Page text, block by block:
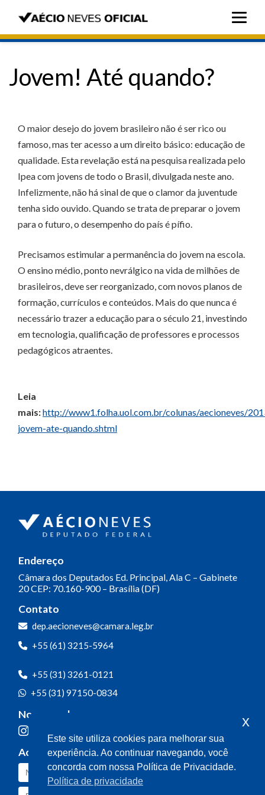
Jovem! Até quando?
O maior desejo do jovem brasileiro não é ser rico ou
famoso, mas ter acesso a um direito básico: educação de
qualidade. Esta revelação está na pesquisa realizada pelo
Ipea com jovens de todo o Brasil, divulgada neste ano.
Infelizmente, não há sinal de que o clamor da juventude
tenha sido ouvido. Quando se trata de preparar o jovem
para o futuro, o desempenho do país é pífio.
Precisamos estimular a permanência do jovem na escola.
O ensino médio, ponto nevrálgico na vida de milhões de
brasileiros, deve ser reorganizado, com novos planos de
formação, currículos e conteúdos. Mais do que nunca é
necessário trazer a educação para o século 21, investindo
em tecnologia, qualificação de professores e processos
pedagógicos atraentes.
Leia
mais:http://www1.folha.uol.com.br/colunas/aecioneves/
jovem-ate-quando.shtml
Endereço
Câmara dos Deputados Ed. Principal, Ala C – Gabinete
20CEP: 70.160-900 – Brasília (DF)
Contato
dep.aecioneves@camara.leg.br
+55 (61) 3215-5964
+55 (31) 3261-0121
+55 (31) 97150-0834
Nossas redes
Acompanhe o meu mandato
Este site utiliza cookies para melhorar sua
experiência. Ao continuar navegando, você
concorda com nossa Política de Privacidade.
Política de privacidade
x